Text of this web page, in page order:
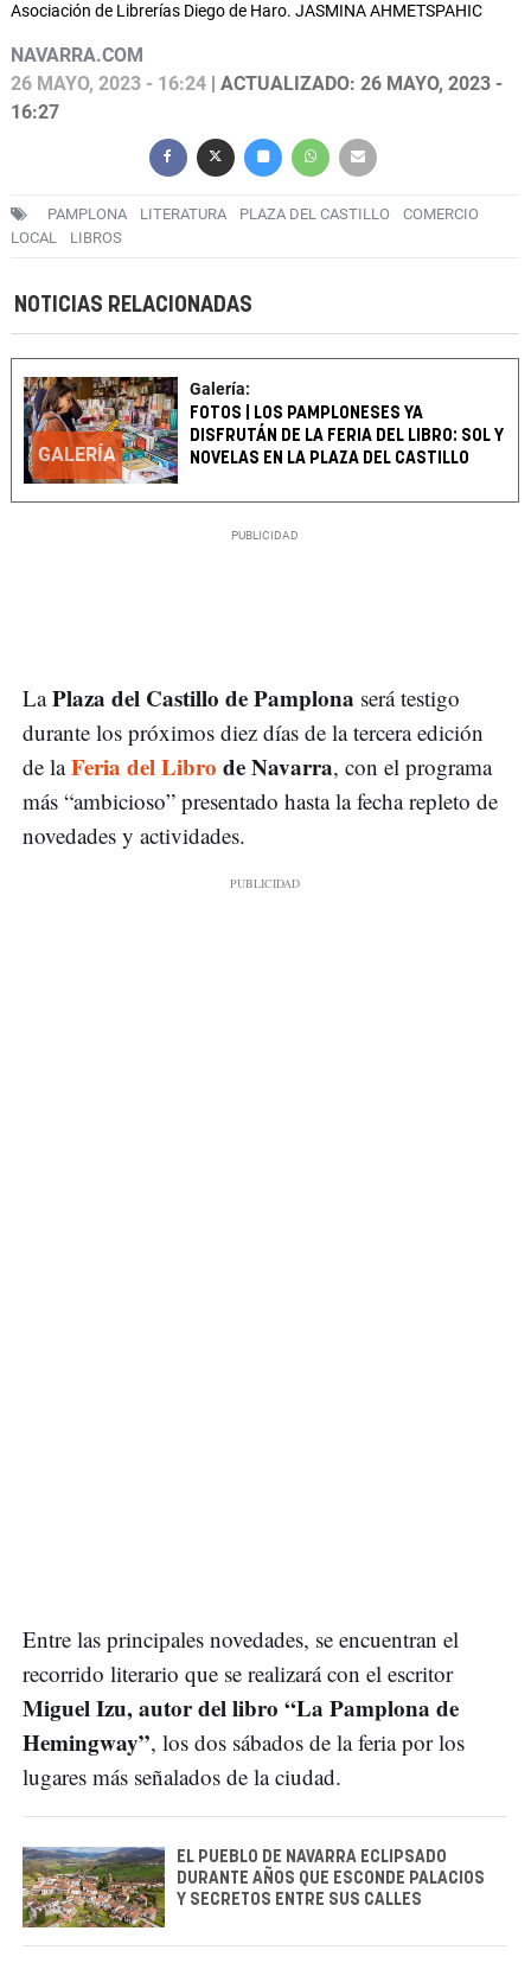
Asociación de Librerías Diego de Haro. JASMINA AHMETSPAHIC
NAVARRA.COM
26 MAYO, 2023 - 16:24 | ACTUALIZADO: 26 MAYO, 2023 -
16:27
PAMPLONA LITERATURA PLAZA DEL CASTILLO
COMERCIO
LOCAL
LIBROS
NOTICIAS RELACIONADAS
GALERÍA
Galería:
FOTOS | LOS PAMPLONESES YA
DISFRUTÁN DE LA FERIA DEL LIBRO: SOL Y
NOVELAS EN LA PLAZA DEL CASTILLO
LaPlaza del Castillo de Pamplona será testigo
durante los próximos diez días de la tercera edición
de la Feria del Libro de Navarra, con el programa
más “ambicioso” presentado hasta la fecha repleto de
novedades y actividades.
Entre las principales novedades, se encuentran el
recorrido literario que se realizará con el escritor
Miguel Izu, autor del libro “La Pamplona de
Hemingway”, los dos sábados de la feria por los
lugares más señalados de la ciudad.
EL PUEBLO DE NAVARRA ECLIPSADO
DURANTE AÑOS QUE ESCONDE PALACIOS
Y SECRETOS ENTRE SUS CALLES